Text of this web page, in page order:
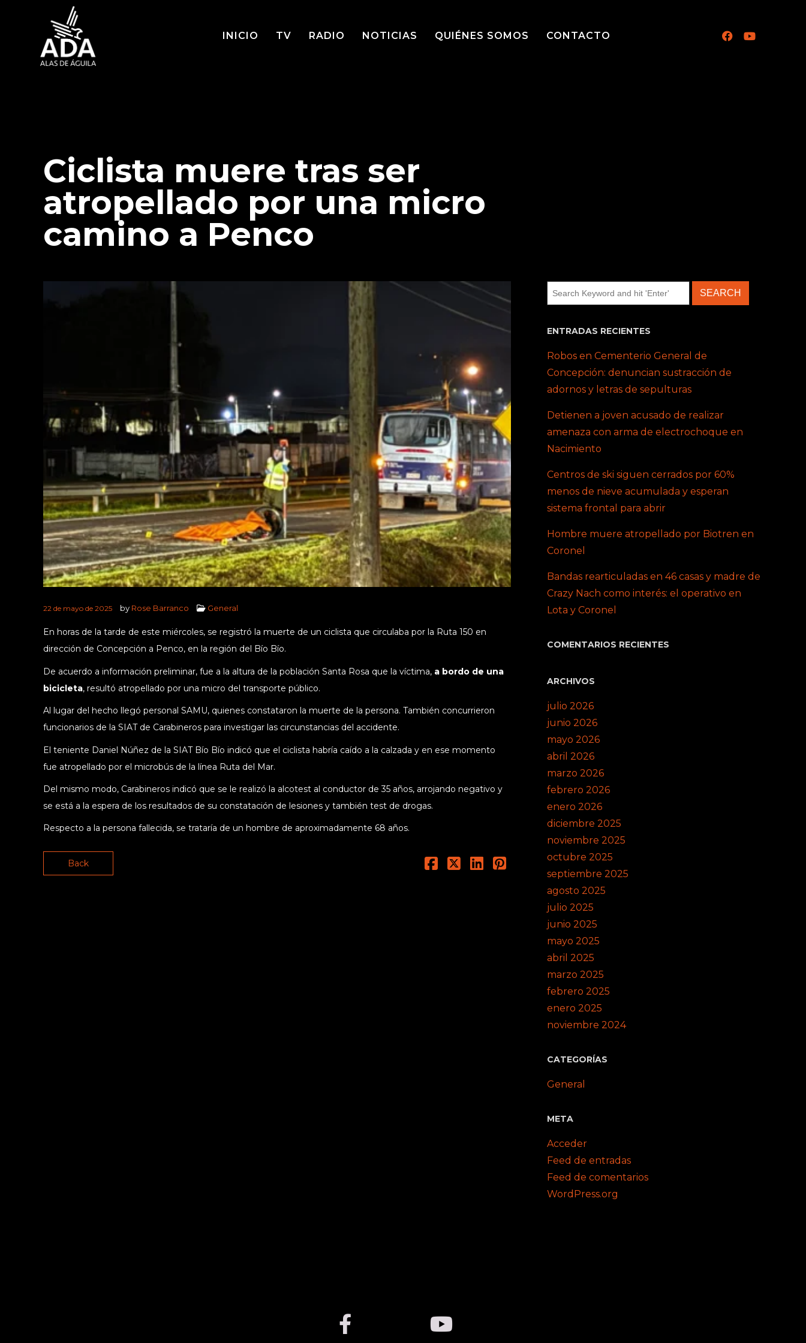
INICIO TV RADIO NOTICIAS QUIÉNES SOMOS CONTACTO
Ciclista muere tras ser
atropellado por una micro
camino a Penco
22 de mayo de 2025 by Rose Barranco General
En horas de la tarde de este miércoles, se registró la muerte de un ciclista que circulaba por la Ruta 150 en
dirección de Concepción a Penco, en la región del Bío Bío.
De acuerdo a información preliminar, fue a la altura de la población Santa Rosa que la víctima, a bordo de una
bicicleta, resultó atropellado por una micro del transporte público.
Al lugar del hecho llegó personal SAMU, quienes constataron la muerte de la persona. También concurrieron
funcionarios de la SIAT de Carabineros para investigar las circunstancias del accidente.
El teniente Daniel Núñez de la SIAT Bío Bío indicó que el ciclista habría caído a la calzada y en ese momento
fue atropellado por el microbús de la línea Ruta del Mar.
Del mismo modo, Carabineros indicó que se le realizó la alcotest al conductor de 35 años, arrojando negativo y
se está a la espera de los resultados de su constatación de lesiones y también test de drogas.
Respecto a la persona fallecida, se trataría de un hombre de aproximadamente 68 años.
Back
ENTRADAS RECIENTES
Robos en Cementerio General de
Concepción: denuncian sustracción de
adornos y letras de sepulturas
Detienen a joven acusado de realizar
amenaza con arma de electrochoque en
Nacimiento
Centros de ski siguen cerrados por 60%
menos de nieve acumulada y esperan
sistema frontal para abrir
Hombre muere atropellado por Biotren en
Coronel
Bandas rearticuladas en 46 casas y madre de
Crazy Nach como interés: el operativo en
Lota y Coronel
COMENTARIOS RECIENTES
ARCHIVOS
julio 2026
junio 2026
mayo 2026
abril 2026
marzo 2026
febrero 2026
enero 2026
diciembre 2025
noviembre 2025
octubre 2025
septiembre 2025
agosto 2025
julio 2025
junio 2025
mayo 2025
abril 2025
marzo 2025
febrero 2025
enero 2025
noviembre 2024
CATEGORÍAS
General
META
Acceder
Feed de entradas
Feed de comentarios
WordPress.org